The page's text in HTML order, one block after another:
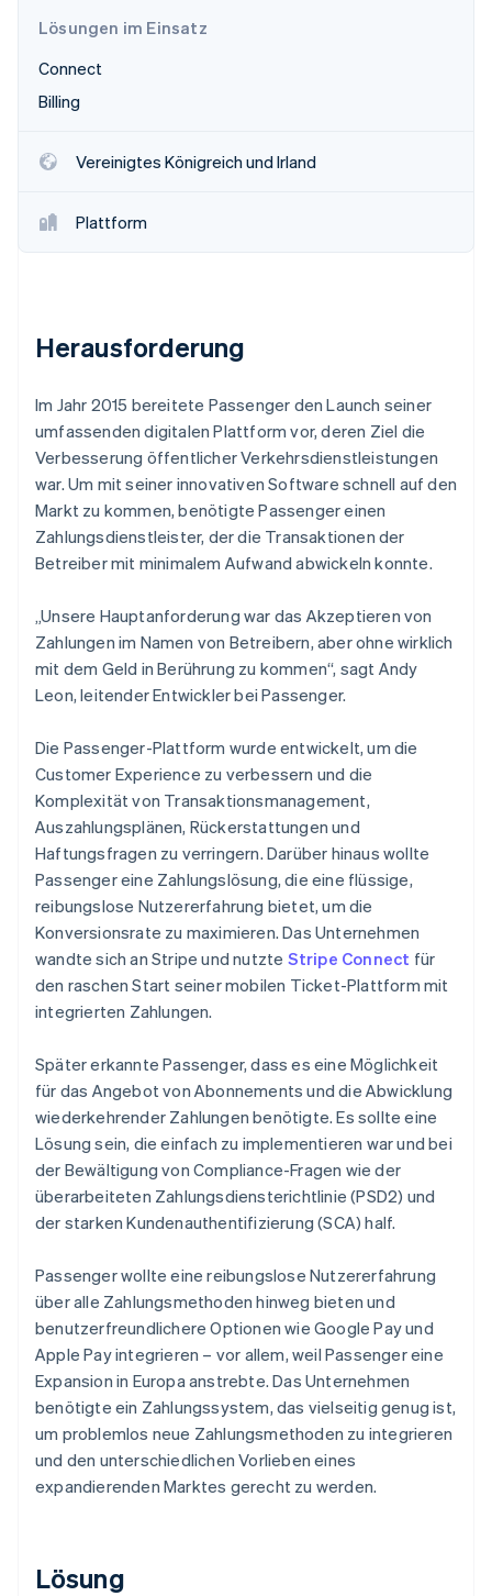
Atlas
Start-up-Gründung
Climate
CO₂-Entnahme
Online-Identitätsprüfung
Lösungen im Einsatz
Connect
Billing
Vereinigtes Königreich und Irland
Plattform
Herausforderung
Im Jahr 2015 bereitete Passenger den Launch seiner
umfassenden digitalen Plattform vor, deren Ziel die
Verbesserung öffentlicher Verkehrsdienstleistungen
war. Um mit seiner innovativen Software schnell auf den
Markt zu kommen, benötigte Passenger einen
Zahlungsdienstleister, der die Transaktionen der
Betreiber mit minimalem Aufwand abwickeln konnte.
„Unsere Hauptanforderung war das Akzeptieren von
Zahlungen im Namen von Betreibern, aber ohne wirklich
mit dem Geld in Berührung zu kommen“, sagt Andy
Leon, leitender Entwickler bei Passenger.
Die Passenger-Plattform wurde entwickelt, um die
Customer Experience zu verbessern und die
Komplexität von Transaktionsmanagement,
Auszahlungsplänen, Rückerstattungen und
Haftungsfragen zu verringern. Darüber hinaus wollte
Passenger eine Zahlungslösung, die eine flüssige,
reibungslose Nutzererfahrung bietet, um die
Konversionsrate zu maximieren. Das Unternehmen
wandte sich an Stripe und nutzte Stripe Connect für
den raschen Start seiner mobilen Ticket-Plattform mit
integrierten Zahlungen.
Später erkannte Passenger, dass es eine Möglichkeit
für das Angebot von Abonnements und die Abwicklung
wiederkehrender Zahlungen benötigte. Es sollte eine
Lösung sein, die einfach zu implementieren war und bei
der Bewältigung von Compliance-Fragen wie der
überarbeiteten Zahlungsdiensterichtlinie (PSD2) und
der starken Kundenauthentifizierung (SCA) half.
Passenger wollte eine reibungslose Nutzererfahrung
über alle Zahlungsmethoden hinweg bieten und
benutzerfreundlichere Optionen wie Google Pay und
Apple Pay integrieren – vor allem, weil Passenger eine
Expansion in Europa anstrebte. Das Unternehmen
benötigte ein Zahlungssystem, das vielseitig genug ist,
um problemlos neue Zahlungsmethoden zu integrieren
und den unterschiedlichen Vorlieben eines
expandierenden Marktes gerecht zu werden.
Lösung